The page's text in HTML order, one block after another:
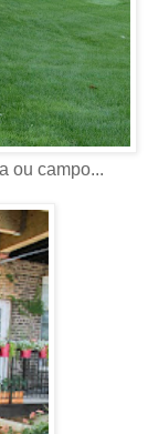
ou campo...